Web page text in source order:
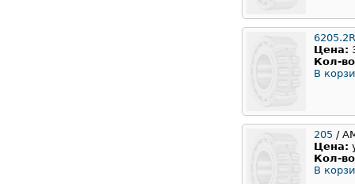
Цена:
Кол-
В
205 /
Цена:
Кол-
В